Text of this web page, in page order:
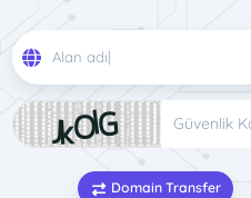
Domain Transfer